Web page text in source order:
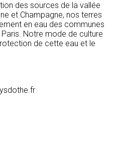
des sources de la vallée
et Champagne, nos terres
en eau des communes
Notre mode de culture
de cette eau et le